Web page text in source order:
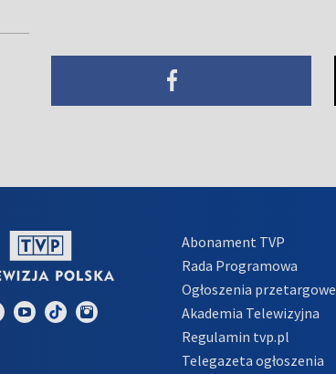
Abonament TVP
Rada Programowa
Ogłoszenia przetargowe
Akademia Telewizyjna
Regulamin tvp.pl
Telegazeta ogłoszenia